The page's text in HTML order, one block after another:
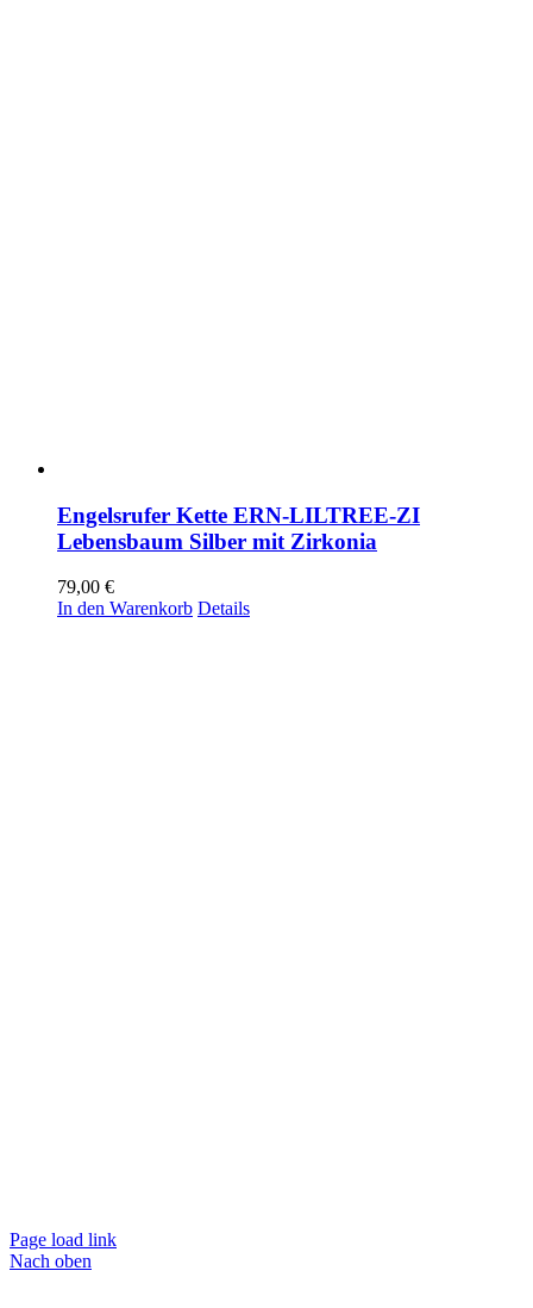
Engelsrufer Kette ERN-LILTREE-ZI
Lebensbaum Silber mit Zirkonia
79,00 €
In den Warenkorb Details
Page load link
Nach oben